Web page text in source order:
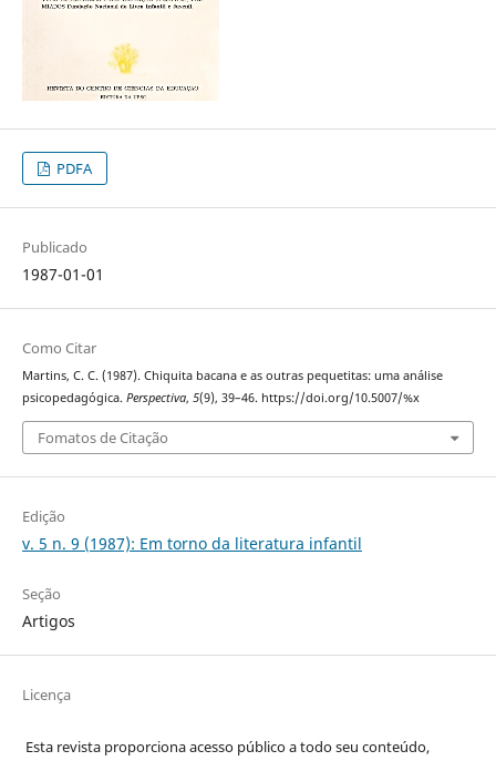
PDFA
Publicado
1987-01-01
Como Citar
Martins, C. C. (1987). Chiquita bacana e as outras pequetitas: uma análise
psicopedagógica. Perspectiva, 5(9), 39–46. https://doi.org/10.5007/%x
Fomatos de Citação
Edição
v. 5 n. 9 (1987): Em torno da literatura infantil
Seção
Artigos
Licença
Esta revista proporciona acesso público a todo seu conteúdo,